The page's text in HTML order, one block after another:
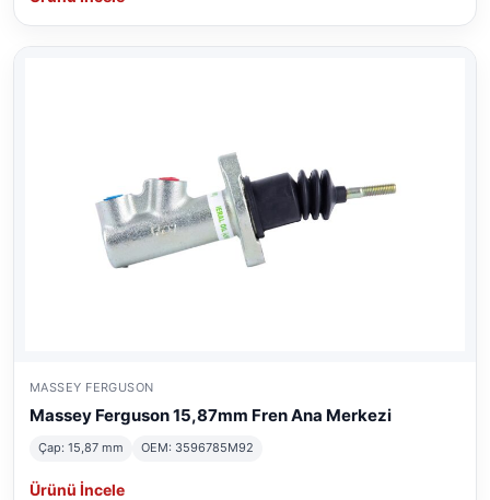
MASSEY FERGUSON
Massey Ferguson 15,87mm Fren Ana Merkezi
Çap: 15,87 mm OEM: 3596785M92
Ürünü İncele